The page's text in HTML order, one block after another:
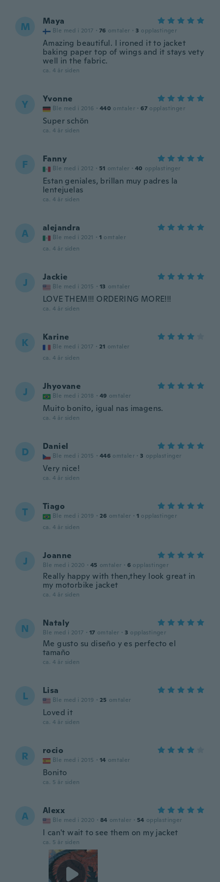
M Maya
Ble med i 2017 · 76 omtaler · 3 opplastinger
Amazing beautiful. I ironed it to jacket
baking paper top of wings and it stays vety
well in the fabric.
ca. 4 år siden
Y Yvonne
Ble med i 2016 · 440 omtaler · 67 opplastinger
Super schön
ca. 4 år siden
F Fanny
Ble med i 2012 · 51 omtaler · 40 opplastinger
Estan geniales, brillan muy padres la
lentejuelas
ca. 4 år siden
A alejandra
Ble med i 2021 · 1 omtaler
ca. 4 år siden
J Jackie
Ble med i 2015 · 13 omtaler
LOVE THEM!!! ORDERING MORE!!!
ca. 4 år siden
K Karine
Ble med i 2017 · 21 omtaler
ca. 4 år siden
J Jhyovane
Ble med i 2018 · 49 omtaler
Muito bonito, igual nas imagens.
ca. 4 år siden
D Daniel
Ble med i 2015 · 446 omtaler · 3 opplastinger
Very nice!
ca. 4 år siden
T Tiago
Ble med i 2019 · 26 omtaler · 1 opplastinger
ca. 4 år siden
J Joanne
Ble med i 2020 · 45 omtaler · 6 opplastinger
Really happy with then,they look great in
my motorbike jacket
ca. 4 år siden
N Nataly
Ble med i 2017 · 17 omtaler · 3 opplastinger
Me gusto su diseño y es perfecto el
tamaño
ca. 4 år siden
L Lisa
Ble med i 2019 · 25 omtaler
Loved it
ca. 4 år siden
R rocio
Ble med i 2015 · 14 omtaler
Bonito
ca. 5 år siden
A Alexx
Ble med i 2020 · 84 omtaler · 54 opplastinger
I can't wait to see them on my jacket
ca. 5 år siden